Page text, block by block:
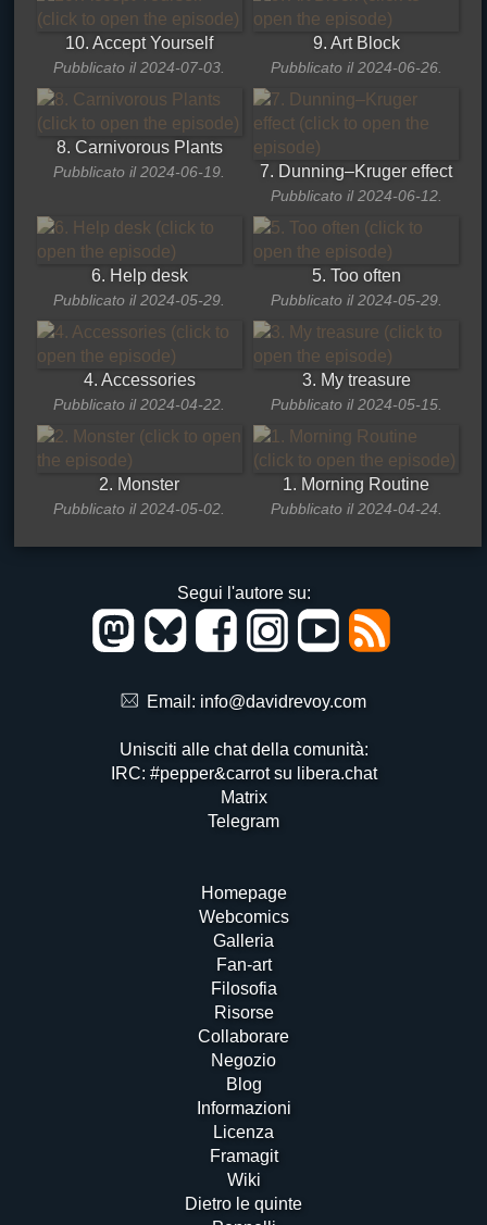
10. Accept Yourself
Pubblicato il 2024-07-03.
9. Art Block
Pubblicato il 2024-06-26.
8. Carnivorous Plants
Pubblicato il 2024-06-19. 7. Dunning–Kruger effect
Pubblicato il 2024-06-12.
6. Help desk
Pubblicato il 2024-05-29.
5. Too often
Pubblicato il 2024-05-29.
4. Accessories
Pubblicato il 2024-04-22.
3. My treasure
Pubblicato il 2024-05-15.
2. Monster
Pubblicato il 2024-05-02.
1. Morning Routine
Pubblicato il 2024-04-24.
Segui l'autore su:
Email: info@davidrevoy.com
Unisciti alle chat della comunità:
IRC: #pepper&carrot su libera.chat
Matrix
Telegram
Homepage
Webcomics
Galleria
Fan-art
Filosofia
Risorse
Collaborare
Negozio
Blog
Informazioni
Licenza
Framagit
Wiki
Dietro le quinte